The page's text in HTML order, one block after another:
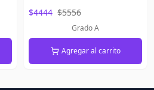
$4444 $5556
Grado A
Agregar al carrito